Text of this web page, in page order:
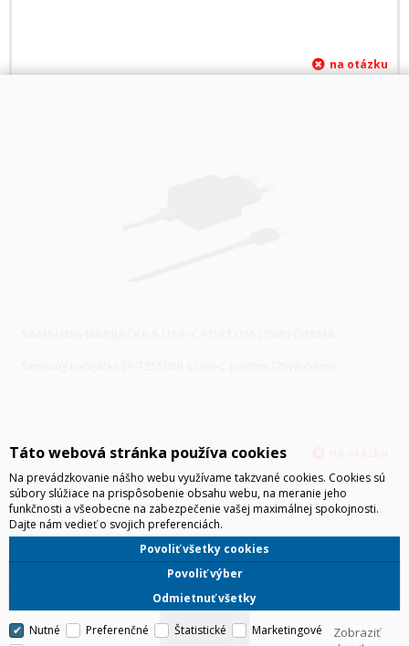
Táto webová stránka používa cookies
Na prevádzkovanie nášho webu využívame takzvané cookies. Cookies sú
súbory slúžiace na prispôsobenie obsahu webu, na meranie jeho
funkčnosti a všeobecne na zabezpečenie vašej maximálnej spokojnosti.
Dajte nám vedieť o svojich preferenciách.
Odmietnuť všetky
Povoliť výber
Povoliť všetky cookies
Nutné Preferenčné Štatistické
Marketingové
Zobraziť